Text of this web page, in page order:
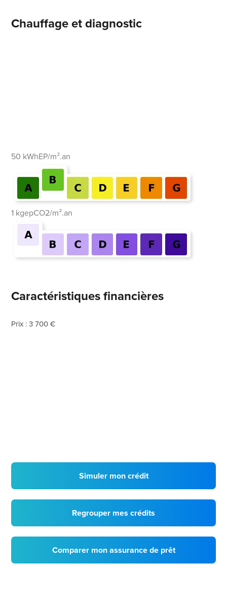
Chauffage et diagnostic
50 kWhEP/m².an
1 kgepCO2/m².an
Caractéristiques financières
Prix : 3 700 €
Simuler mon crédit
Regrouper mes crédits
Comparer mon assurance de prêt